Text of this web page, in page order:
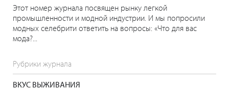
Этот номер журнала посвящен рынку легкой
промышленности и модной индустрии. И мы попросили
модных селебрити ответить на вопросы: «Что для вас
мода?...
Рубрики журнала
ВКУС ВЫЖИВАНИЯ